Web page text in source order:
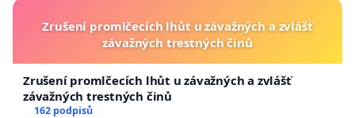
Zrušení promlčecích lhůt u závažných a zvlášť
závažných trestných činů
Zrušení promlčecích lhůt u závažných a zvlášť
závažných trestných činů
162 podpisů